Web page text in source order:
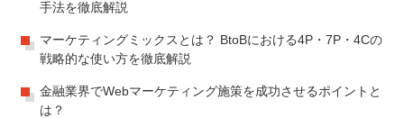
手法を徹底解説
マーケティングミックスとは？ BtoBにおける4P・7P・4Cの
戦略的な使い方を徹底解説
金融業界でWebマーケティング施策を成功させるポイントと
は？